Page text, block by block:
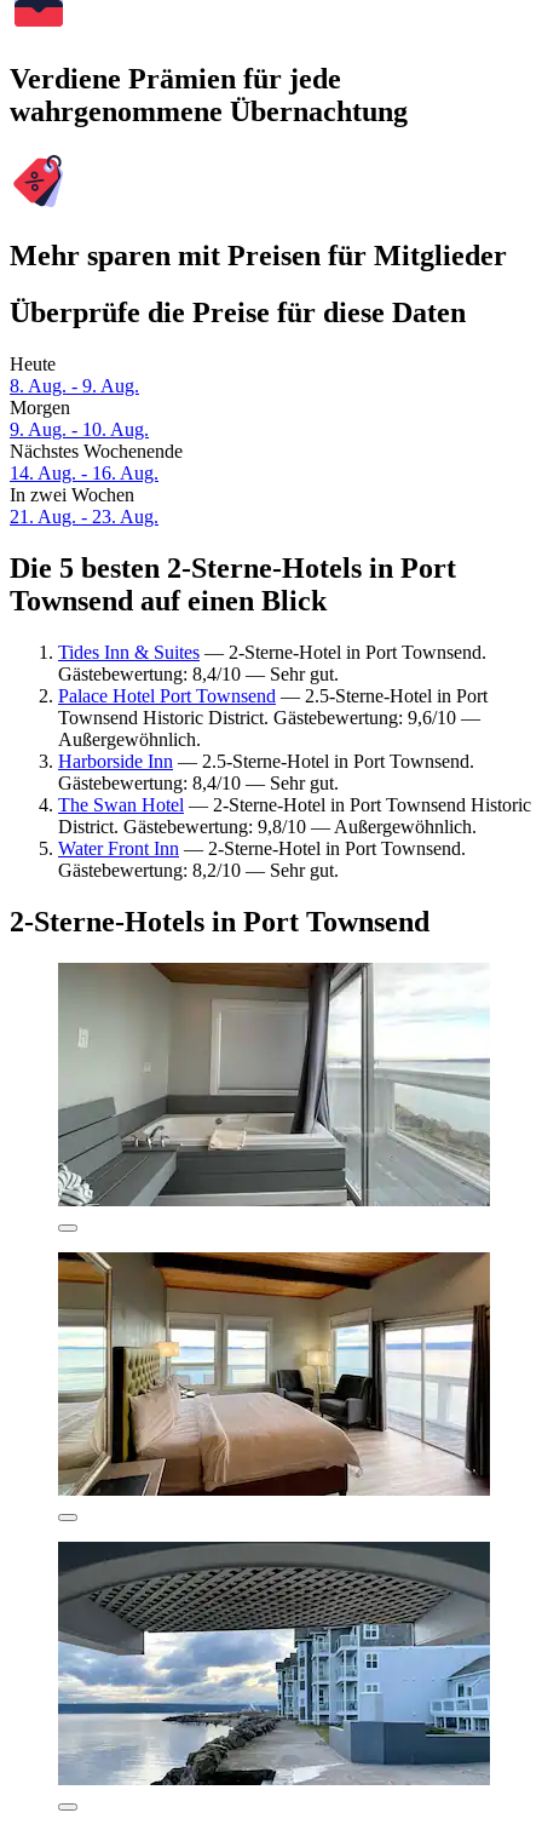
Verdiene Prämien für jede
wahrgenommene Übernachtung
Mehr sparen mit Preisen für Mitglieder
Überprüfe die Preise für diese Daten
Heute
8. Aug. - 9. Aug.
Morgen
9. Aug. - 10. Aug.
Nächstes Wochenende
14. Aug. - 16. Aug.
In zwei Wochen
21. Aug. - 23. Aug.
Die 5 besten 2-Sterne-Hotels in Port
Townsend auf einen Blick
Tides Inn & Suites — 2-Sterne-Hotel in Port Townsend.
Gästebewertung: 8,4/10 — Sehr gut.
Palace Hotel Port Townsend — 2.5-Sterne-Hotel in Port
Townsend Historic District. Gästebewertung: 9,6/10 —
Außergewöhnlich.
Harborside Inn — 2.5-Sterne-Hotel in Port Townsend.
Gästebewertung: 8,4/10 — Sehr gut.
The Swan Hotel — 2-Sterne-Hotel in Port Townsend Historic
District. Gästebewertung: 9,8/10 — Außergewöhnlich.
Water Front Inn — 2-Sterne-Hotel in Port Townsend.
Gästebewertung: 8,2/10 — Sehr gut.
2-Sterne-Hotels in Port Townsend